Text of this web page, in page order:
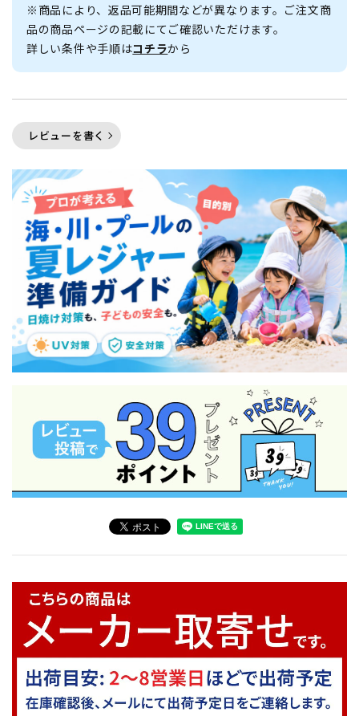
※商品により、返品可能期間などが異なります。ご注文商
品の商品ページの記載にてご確認いただけます。
詳しい条件や手順はコチラから
レビューを書く